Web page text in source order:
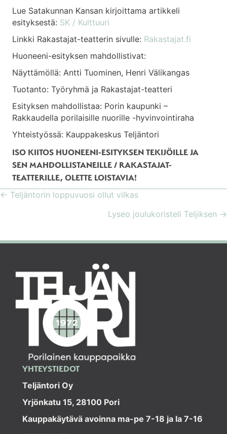
Lue Satakunnan Kansan kirjoittama artikkeli
esityksestä: SK / Kulttuuri
Linkki Rakastajat-teatterin sivulle: Rakastajat.fi
Huoneeni-esityksen mahdollistivat:
Näyttämöllä: Antti Tuominen, Henri Välikangas
Tuotanto: Työryhmä ja Rakastajat-teatteri
Esityksen mahdollistaa: Porin kaupunki –
Rakkaudella porilaisille nuorille -hyvinvointiraha
Yhteistyössä: Kauppakeskus Teljäntori
ISO KIITOS HUONEENI-ESITYKSEN TEKIJÖILLE JA
SEN MAHDOLLISTANEILLE / RAKASTAJAT-
TEATTERILLE, OLETTE LOISTAVIA!
POSTS
← Teljäntorin loppuvuosi ollut vilkas
Lyseo joulukoristeli Teljiksen →
YHTEYSTIEDOT
Teljäntori Oy
Yrjönkatu 15, 28100 Pori
Kauppakäytävä avoinna ma-pe 7-18 ja la 7-16